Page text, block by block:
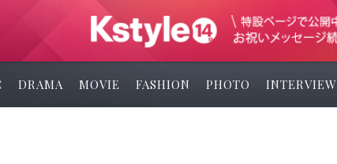
DRAMA MOVIE FASHION PHOTO INTERVIEW